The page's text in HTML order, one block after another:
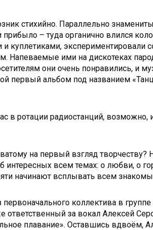
стихийно. Параллельно
– туда органично влился
экспериментировали
Напеваемые ими на дискотеках
они очень понравились, и
первый альбом под названием
ротации радиостанций, возможно,
на первый взгляд творчеству?
интересных всем темах: о любви, о
начинают всплывать всем
коллектива в
за вокал Алексей
плавание». Оставшись вдвоём,